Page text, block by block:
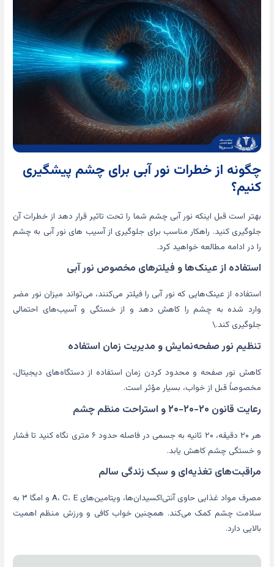
چگونه از خطرات نور آبی برای چشم پیشگیری
کنیم؟
بهتر است قبل اینکه نور آبی چشم شما را تحت تاثیر قرار دهد از خطرات آن
جلوگیری کنید. راهکار مناسب برای جلوگیری از آسیب های نور آبی به چشم
را در ادامه مطالعه خواهید کرد.
استفاده از عینک‌ها و فیلترهای مخصوص نور آبی
استفاده از عینک‌هایی که نور آبی را فیلتر می‌کنند، می‌تواند میزان نور مضر
وارد شده به چشم را کاهش دهد و از خستگی و آسیب‌های احتمالی
جلوگیری کند.\
تنظیم نور صفحه‌نمایش و مدیریت زمان استفاده
کاهش نور صفحه و محدود کردن زمان استفاده از دستگاه‌های دیجیتال،
مخصوصاً قبل از خواب، بسیار مؤثر است.
رعایت قانون ۲۰-۲۰-۲۰ و استراحت منظم چشم
هر ۲۰ دقیقه، ۲۰ ثانیه به جسمی در فاصله حدود ۶ متری نگاه کنید تا فشار
و خستگی چشم کاهش یابد.
مراقبت‌های تغذیه‌ای و سبک زندگی سالم
مصرف مواد غذایی حاوی آنتی‌اکسیدان‌ها، ویتامین‌های A، C، E و امگا ۳ به
سلامت چشم کمک می‌کند. همچنین خواب کافی و ورزش منظم اهمیت
بالایی دارد.